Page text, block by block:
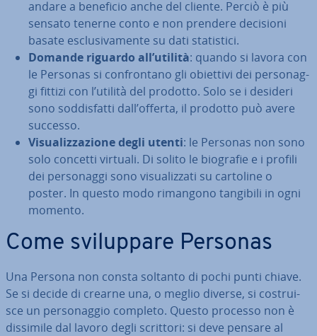
andare a beneficio anche del cliente. Perciò è più
sensato tenerne conto e non prendere decisioni
basate esclu­si­va­men­te su dati sta­ti­sti­ci.
Domande riguardo all’utilità: quando si lavora con
le Personas si con­fron­ta­no gli obiettivi dei per­so­nag­
gi fittizi con l’utilità del prodotto. Solo se i desideri
sono sod­di­sfat­ti dall’offerta, il prodotto può avere
successo.
Vi­sua­liz­za­zio­ne degli utenti: le Personas non sono
solo concetti virtuali. Di solito le biografie e i profili
dei per­so­nag­gi sono vi­sua­liz­za­ti su cartoline o
poster. In questo modo rimangono tangibili in ogni
momento.
Come svi­lup­pa­re Personas
Una Persona non consta soltanto di pochi punti chiave.
Se si decide di crearne una, o meglio diverse, si co­strui­
sce un per­so­nag­gio completo. Questo processo non è
dissimile dal lavoro degli scrittori: si deve pensare al